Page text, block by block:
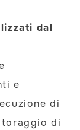
dal
e
di
di